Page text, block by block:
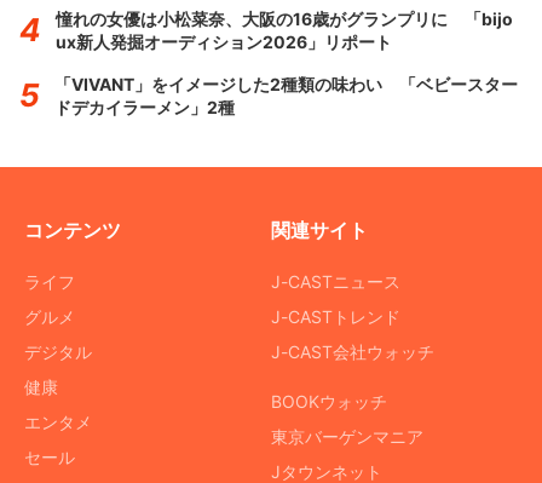
憧れの女優は小松菜奈、大阪の16歳がグランプリに 「bijo
ux新人発掘オーディション2026」リポート
「VIVANT」をイメージした2種類の味わい 「ベビースター
ドデカイラーメン」2種
コンテンツ
ライフ
グルメ
デジタル
健康
エンタメ
セール
関連サイト
J-CASTニュース
J-CASTトレンド
J-CAST会社ウォッチ
BOOKウォッチ
東京バーゲンマニア
Jタウンネット